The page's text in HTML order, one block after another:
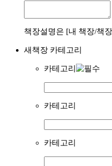
책장설명은 [내 책장/책
새책장 카테고리
카테고리
카테고리
카테고리